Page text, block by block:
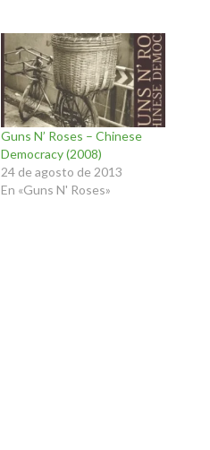
Guns N’ Roses – Chinese
Democracy (2008)
24 de agosto de 2013
En «Guns N' Roses»